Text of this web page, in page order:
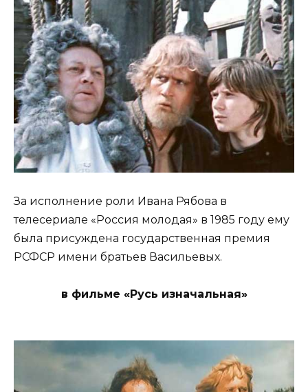
За исполнение роли Ивана Рябова в
телесериале «Россия молодая» в 1985 году ему
была присуждена государственная премия
РСФСР имени братьев Васильевых.
в фильме «Русь изначальная»